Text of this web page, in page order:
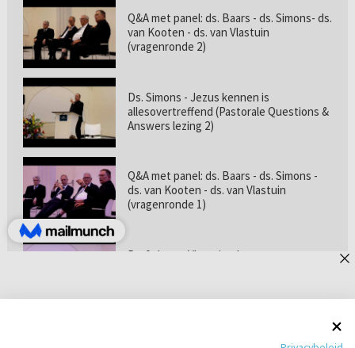
Q&A met panel: ds. Baars - ds. Simons- ds.
van Kooten - ds. van Vlastuin
(vragenronde 2)
Ds. Simons - Jezus kennen is
allesovertreffend (Pastorale Questions &
Answers lezing 2)
Q&A met panel: ds. Baars - ds. Simons -
ds. van Kooten - ds. van Vlastuin
(vragenronde 1)
Prof. dr. van Vlastuin - Is